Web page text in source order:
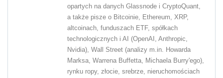
opartych na danych Glassnode i CryptoQuant,
a także pisze o Bitcoinie, Ethereum, XRP,
altcoinach, funduszach ETF, spółkach
technologicznych i AI (OpenAI, Anthropic,
Nvidia), Wall Street (analizy m.in. Howarda
Marksa, Warrena Buffetta, Michaela Burry'ego),
rynku ropy, złocie, srebrze, nieruchomościach